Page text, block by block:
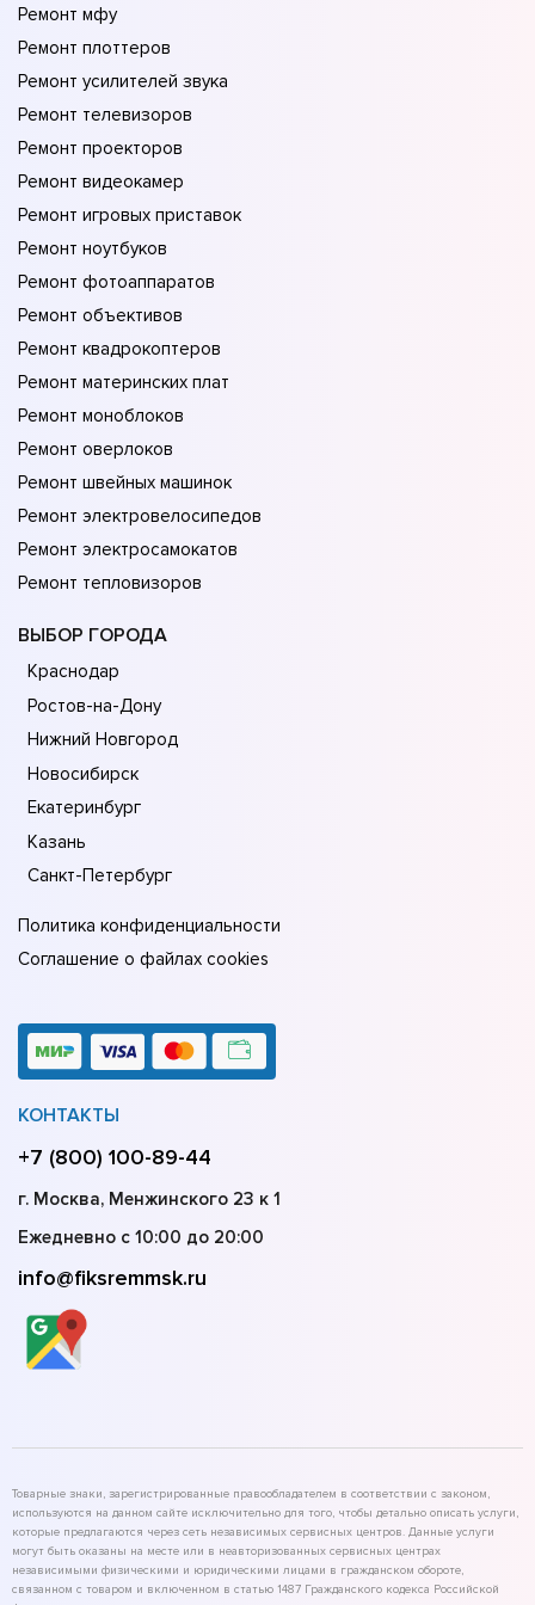
Ремонт мфу
Ремонт плоттеров
Ремонт усилителей звука
Ремонт телевизоров
Ремонт проекторов
Ремонт видеокамер
Ремонт игровых приставок
Ремонт ноутбуков
Ремонт фотоаппаратов
Ремонт объективов
Ремонт квадрокоптеров
Ремонт материнских плат
Ремонт моноблоков
Ремонт оверлоков
Ремонт швейных машинок
Ремонт электровелосипедов
Ремонт электросамокатов
Ремонт тепловизоров
ВЫБОР ГОРОДА
Краснодар
Ростов-на-Дону
Нижний Новгород
Новосибирск
Екатеринбург
Казань
Санкт-Петербург
Политика конфиденциальности
Соглашение о файлах cookies
КОНТАКТЫ
+7 (800) 100-89-44
г. Москва, Менжинского 23 к 1
Ежедневно с 10:00 до 20:00
info@fiksremmsk.ru
Товарные знаки, зарегистрированные правообладателем в соответствии с законом,
используются на данном сайте исключительно для того, чтобы детально описать услуги,
которые предлагаются через сеть независимых сервисных центров. Данные услуги
могут быть оказаны на месте или в неавторизованных сервисных центрах
независимыми физическими и юридическими лицами в гражданском обороте,
связанном с товаром и включенном в статью 1487 Гражданского кодекса Российской